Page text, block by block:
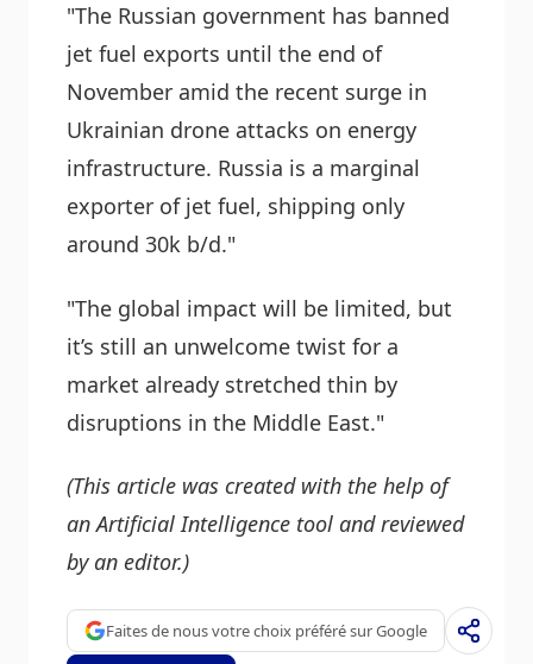
"The Russian government has banned
jet fuel exports until the end of
November amid the recent surge in
Ukrainian drone attacks on energy
infrastructure. Russia is a marginal
exporter of jet fuel, shipping only
around 30k b/d."
"The global impact will be limited, but
it’s still an unwelcome twist for a
market already stretched thin by
disruptions in the Middle East."
(This article was created with the help of
an Artificial Intelligence tool and reviewed
by an editor.)
Faites de nous votre choix préféré sur Google